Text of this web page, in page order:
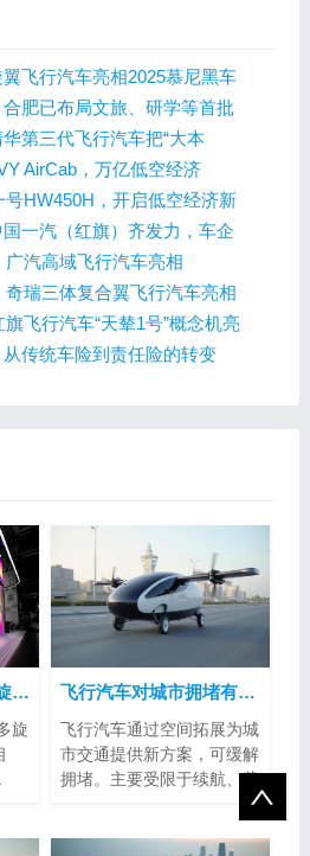
飞行汽车亮相2025慕尼黑车
肥已布局文旅、研学等首批
第三代飞行汽车把“大本
AirCab，万亿低空经济
HW450H，开启低空经济新
一汽（红旗）齐发力，车企
？汽高域飞行汽车亮相
瑞三体复合翼飞行汽车亮相
飞行汽车“天辇1号”概念机亮
传统车险到责任险的转变
高域科技携AirCab多旋翼飞行汽车亮相2025慕尼黑车展
旋
飞行汽车对城市拥堵有帮助吗？
飞行汽车通过空间拓展为城
市交通提供新方案，可缓解
拥堵。主要受限于续航、载